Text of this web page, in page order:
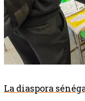
La diaspora